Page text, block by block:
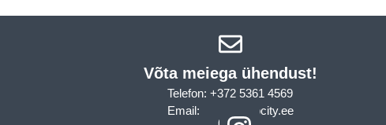
Võta meiega ühendust!​
Telefon: +372 5361 4569
Email: info@sleepcity.ee